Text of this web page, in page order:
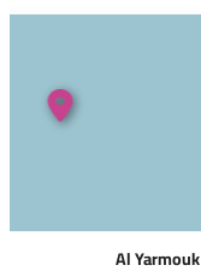
Al Yarmouk